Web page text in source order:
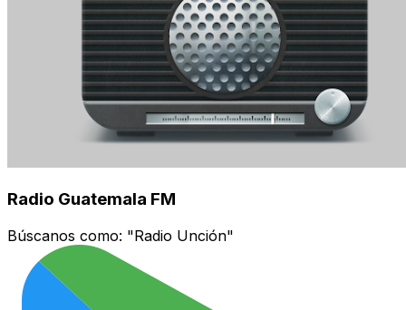
Radio Guatemala FM
Búscanos como: "Radio Unción"